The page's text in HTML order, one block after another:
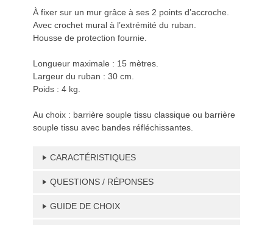
À fixer sur un mur grâce à ses 2 points d’accroche.
Avec crochet mural à l’extrémité du ruban.
Housse de protection fournie.
Longueur maximale : 15 mètres.
Largeur du ruban : 30 cm.
Poids : 4 kg.
Au choix : barrière souple tissu classique ou barrière
souple tissu avec bandes réfléchissantes.
CARACTÉRISTIQUES
QUESTIONS / RÉPONSES
GUIDE DE CHOIX